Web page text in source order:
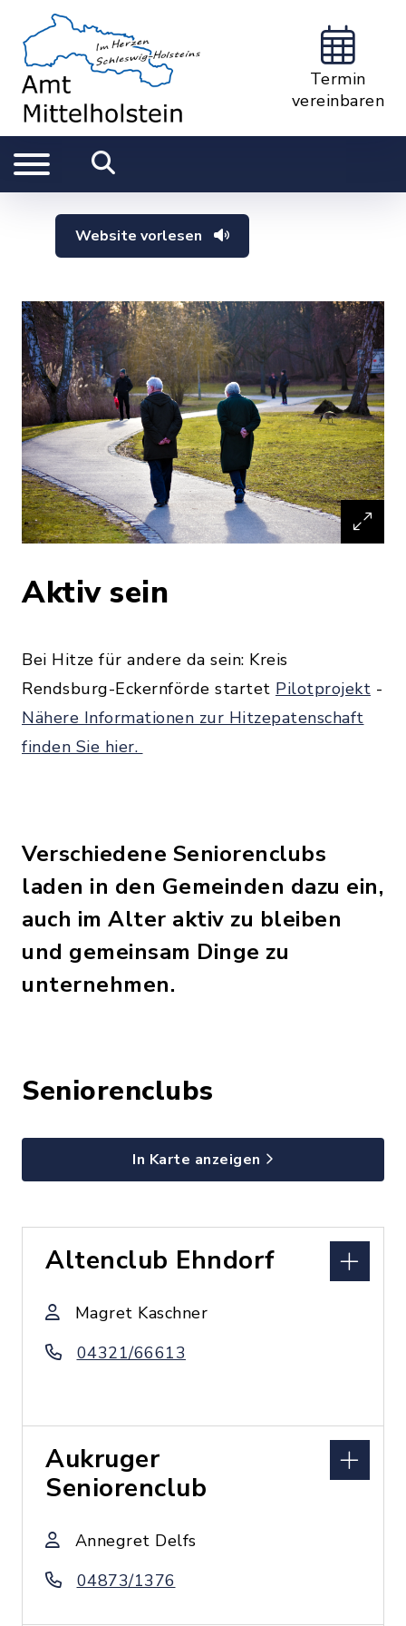
Termin
vereinbaren
Website vorlesen
Aktiv sein
Bei Hitze für andere da sein: Kreis
Rendsburg-Eckernförde startet Pilotprojekt -
Nähere Informationen zur Hitzepatenschaft
finden Sie hier.
Verschiedene Seniorenclubs
laden in den Gemeinden dazu ein,
auch im Alter aktiv zu bleiben
und gemeinsam Dinge zu
unternehmen.
Seniorenclubs
In Karte anzeigen
Altenclub Ehndorf
Magret Kaschner
04321/66613
Aukruger
Seniorenclub
Annegret Delfs
04873/1376